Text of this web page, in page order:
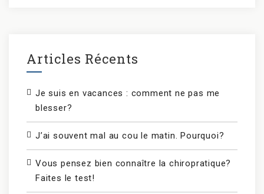
Articles Récents
Je suis en vacances : comment ne pas me
blesser?
J’ai souvent mal au cou le matin. Pourquoi?
Vous pensez bien connaître la chiropratique?
Faites le test!